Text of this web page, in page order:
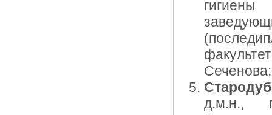
Сеченова;
д.м.н.,